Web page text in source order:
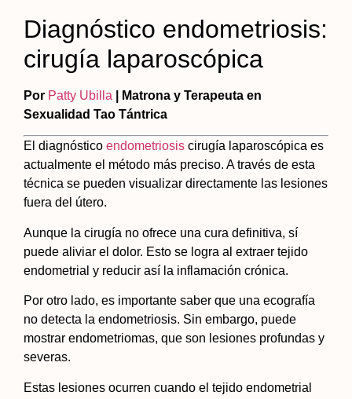
Diagnóstico endometriosis:
cirugía laparoscópica
Por Patty Ubilla | Matrona y Terapeuta en
Sexualidad Tao Tántrica
El diagnóstico endometriosis cirugía laparoscópica es
actualmente el método más preciso. A través de esta
técnica se pueden visualizar directamente las lesiones
fuera del útero.
Aunque la cirugía no ofrece una cura definitiva, sí
puede aliviar el dolor. Esto se logra al extraer tejido
endometrial y reducir así la inflamación crónica.
Por otro lado, es importante saber que una ecografía
no detecta la endometriosis. Sin embargo, puede
mostrar endometriomas, que son lesiones profundas y
severas.
Estas lesiones ocurren cuando el tejido endometrial